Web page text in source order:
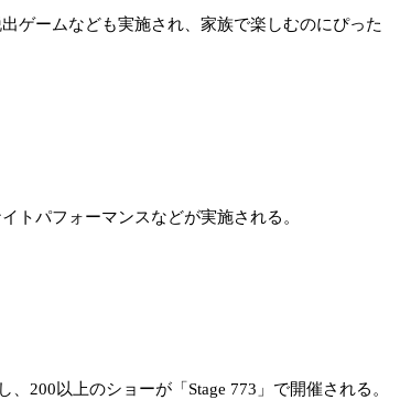
ゲームなども実施され、家族で楽しむのにぴった
トパフォーマンスなどが実施される。
200以上のショーが「Stage 773」で開催される。